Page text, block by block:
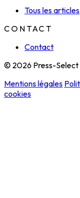
Tous les articles
CONTACT
Contact
© 2026 Press-Select
Mentions légales
cookies